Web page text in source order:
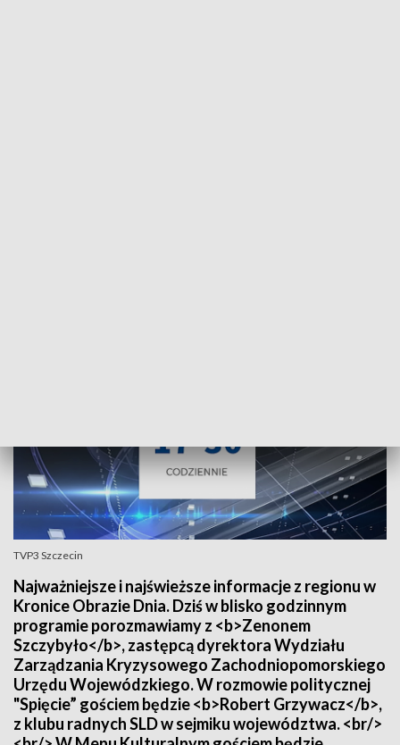
TVP3 Szczecin
Najważniejsze i najświeższe informacje z regionu w
Kronice Obrazie Dnia. Dziś w blisko godzinnym
programie porozmawiamy z <b>Zenonem
Szczybyło</b>, zastępcą dyrektora Wydziału
Zarządzania Kryzysowego Zachodniopomorskiego
Urzędu Wojewódzkiego. W rozmowie politycznej
"Spięcie” gościem będzie <b>Robert Grzywacz</b>,
z klubu radnych SLD w sejmiku województwa. <br/>